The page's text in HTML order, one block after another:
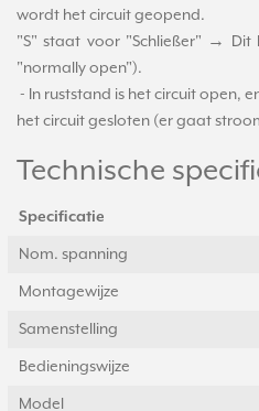
wordt het circuit geopend.
"S" staat voor "Schließer" → Dit
"normally open").
- In ruststand is het circuit open,
het circuit gesloten (er gaat
Technische
Specificatie
Nom. spanning
Montagewijze
Samenstelling
Bedieningswijze
Model